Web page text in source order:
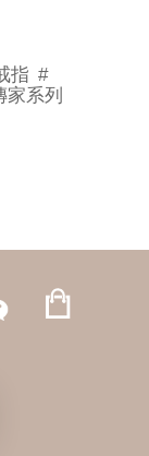
指 #
家系列